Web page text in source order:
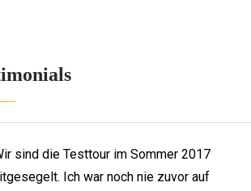
sind die Testtour im Sommer 2017
Ich war noch nie zuvor auf